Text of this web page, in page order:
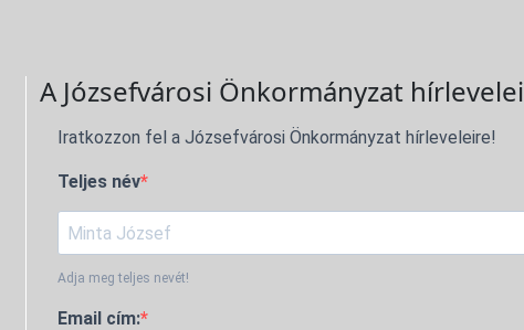
A Józsefvárosi Önkormányzat hírlevelei
Iratkozzon fel a Józsefvárosi Önkormányzat hírleveleire!
Teljes név
Adja meg teljes nevét!
Email cím: